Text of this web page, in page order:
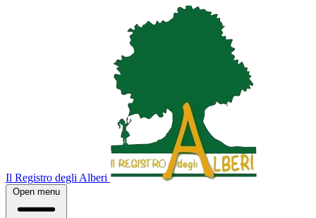
Il Registro degli Alberi
Open menu